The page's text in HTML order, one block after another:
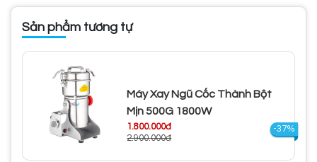
Sản phẩm tương tự
Máy Xay Ngũ Cốc Thành Bột
Mịn 500G 1800W
1.800.000đ
2.900.000đ
-37%